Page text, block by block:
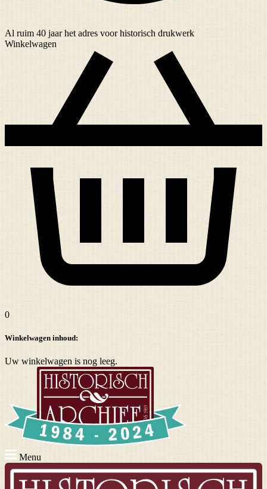
Al ruim 40 jaarhet adres voor historisch drukwerk
Winkelwagen
0
Winkelwagen inhoud:
Uw winkelwagen is nog leeg.
Menu